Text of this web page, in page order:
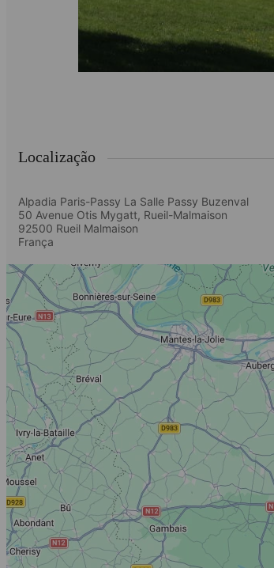
Localização
Alpadia Paris-Passy La Salle Passy Buzenval
50 Avenue Otis Mygatt, Rueil-Malmaison
92500 Rueil Malmaison
França